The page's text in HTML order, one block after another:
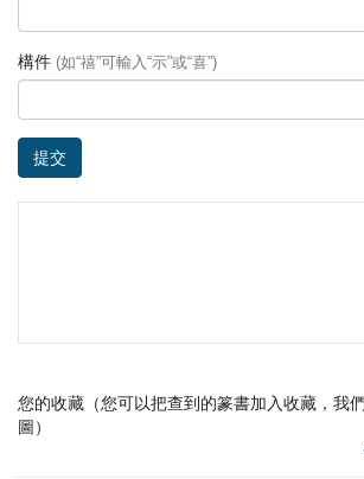
構件 (如“禧”可輸入“示”或“喜”)
提交
您的收藏（您可以把查到的篆書加入收藏，我
圖）